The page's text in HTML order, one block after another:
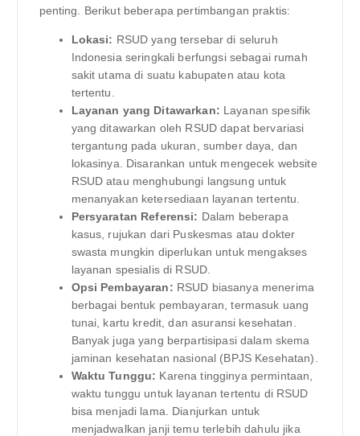
penting. Berikut beberapa pertimbangan praktis:
Lokasi: RSUD yang tersebar di seluruh
Indonesia seringkali berfungsi sebagai rumah
sakit utama di suatu kabupaten atau kota
tertentu.
Layanan yang Ditawarkan: Layanan spesifik
yang ditawarkan oleh RSUD dapat bervariasi
tergantung pada ukuran, sumber daya, dan
lokasinya. Disarankan untuk mengecek website
RSUD atau menghubungi langsung untuk
menanyakan ketersediaan layanan tertentu.
Persyaratan Referensi: Dalam beberapa
kasus, rujukan dari Puskesmas atau dokter
swasta mungkin diperlukan untuk mengakses
layanan spesialis di RSUD.
Opsi Pembayaran: RSUD biasanya menerima
berbagai bentuk pembayaran, termasuk uang
tunai, kartu kredit, dan asuransi kesehatan.
Banyak juga yang berpartisipasi dalam skema
jaminan kesehatan nasional (BPJS Kesehatan).
Waktu Tunggu: Karena tingginya permintaan,
waktu tunggu untuk layanan tertentu di RSUD
bisa menjadi lama. Dianjurkan untuk
menjadwalkan janji temu terlebih dahulu jika